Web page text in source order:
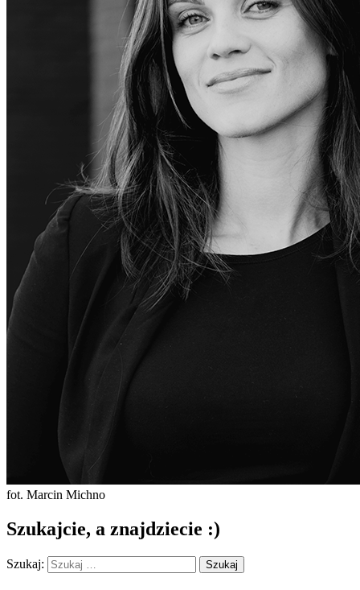
fot. Marcin Michno
Szukajcie, a znajdziecie :)
Szukaj: